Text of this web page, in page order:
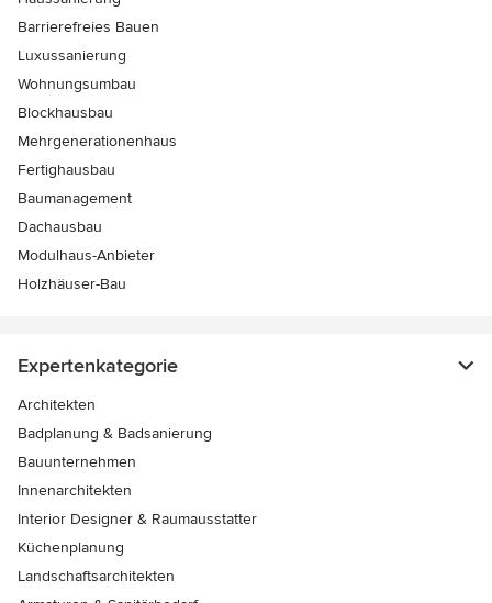
Barrierefreies Bauen
Luxussanierung
Wohnungsumbau
Blockhausbau
Mehrgenerationenhaus
Fertighausbau
Baumanagement
Dachausbau
Modulhaus-Anbieter
Holzhäuser-Bau
Expertenkategorie
Architekten
Badplanung & Badsanierung
Bauunternehmen
Innenarchitekten
Interior Designer & Raumausstatter
Küchenplanung
Landschaftsarchitekten